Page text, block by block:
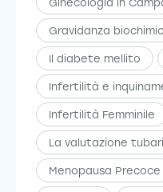
Ginecologia in
Gravidanza
Il diabete mellito
Infertilità e
Infertilità Femminile
La valutazione
Menopausa Precoce